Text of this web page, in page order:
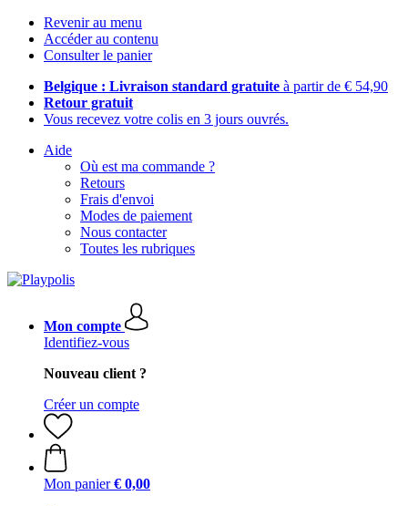
Revenir au menu
Accéder au contenu
Consulter le panier
Belgique : Livraison standard gratuite à partir de € 54,90
Retour gratuit
Vous recevez votre colis en 3 jours ouvrés.
Aide
Où est ma commande ?
Retours
Frais d'envoi
Modes de paiement
Nous contacter
Toutes les rubriques
Mon compte
Identifiez-vous
Nouveau client ?
Créer un compte
Mon panier € 0,00